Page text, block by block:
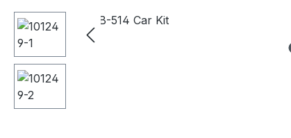
Bildergalerie überspringen